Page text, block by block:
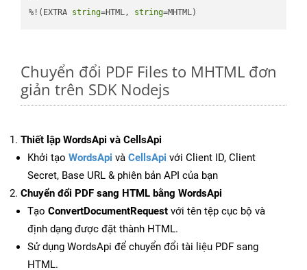
%!(EXTRA string=HTML, string=MHTML)
Chuyển đổi PDF Files to MHTML đơn
giản trên SDK Nodejs
Thiết lập WordsApi và CellsApi
Khởi tạo WordsApi và CellsApi với Client ID, Client
Secret, Base URL & phiên bản API của bạn
Chuyển đổi PDF sang HTML bằng WordsApi
Tạo ConvertDocumentRequest với tên tệp cục bộ và
định dạng được đặt thành HTML.
Sử dụng WordsApi để chuyển đổi tài liệu PDF sang
HTML.